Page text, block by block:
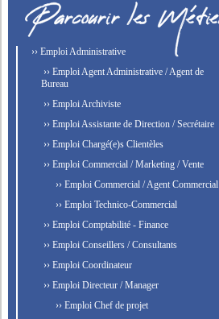
›› Emploi Administrative
›› Emploi Agent Administrative / Agent de
Bureau
›› Emploi Archiviste
›› Emploi Assistante de Direction / Secrétaire
›› Emploi Chargé(e)s Clientèles
›› Emploi Commercial / Marketing / Vente
›› Emploi Commercial / Agent Commercial
›› Emploi Technico-Commercial
›› Emploi Comptabilité - Finance
›› Emploi Conseillers / Consultants
›› Emploi Coordinateur
›› Emploi Directeur / Manager
›› Emploi Chef de projet